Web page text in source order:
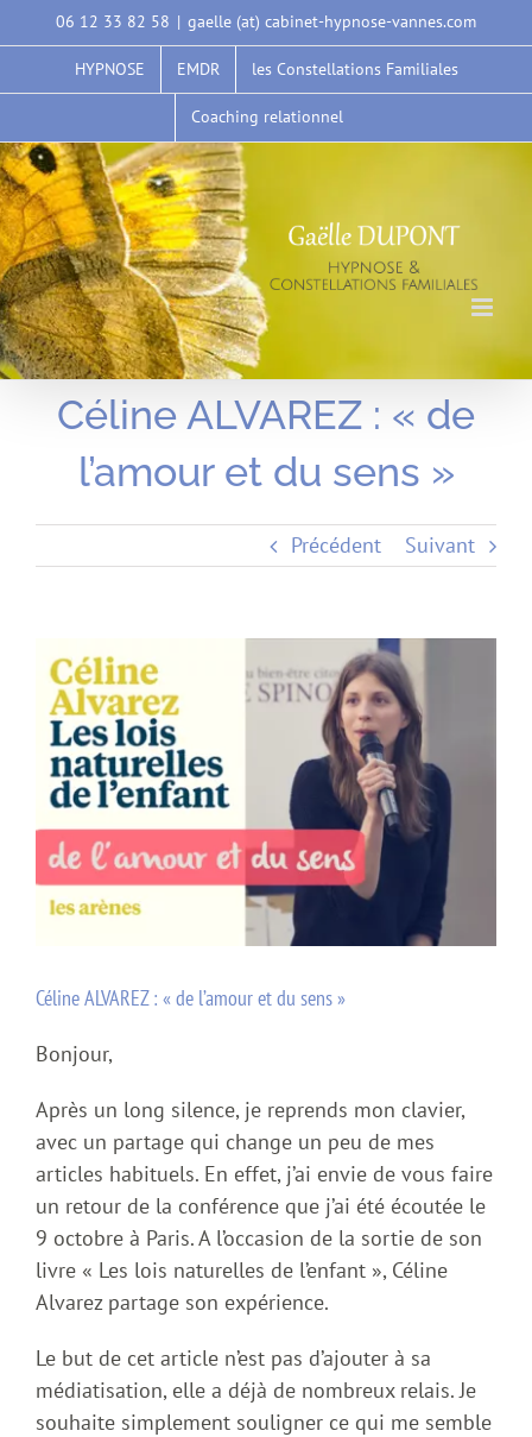
Passer
au
06 12 33 82 58 | gaelle (at) cabinet-hypnose-vannes.com
HYPNOSE EMDR les Constellations Familiales
Coaching relationnel
Céline ALVAREZ : « de
l’amour et du sens »
Précédent Suivant
Voir
l'image
agrandie
Céline ALVAREZ : « de l’amour et du sens »
Bonjour,
Après un long silence, je reprends mon clavier,
avec un partage qui change un peu de mes
articles habituels. En effet, j’ai envie de vous faire
un retour de la conférence que j’ai été écoutée le
9 octobre à Paris. A l’occasion de la sortie de son
livre « Les lois naturelles de l’enfant », Céline
Alvarez partage son expérience.
Le but de cet article n’est pas d’ajouter à sa
médiatisation, elle a déjà de nombreux relais. Je
souhaite simplement souligner ce qui me semble